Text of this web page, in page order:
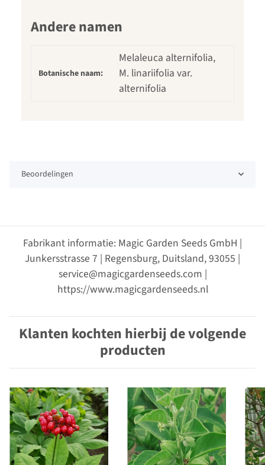
Andere namen
Botanische naam:
Melaleuca alternifolia,
M. linariifolia var.
alternifolia
Beoordelingen
Fabrikant informatie: Magic Garden Seeds GmbH |
Junkersstrasse 7 | Regensburg, Duitsland, 93055 |
service@magicgardenseeds.com |
https://www.magicgardenseeds.nl
Klanten kochten hierbij de volgende
producten